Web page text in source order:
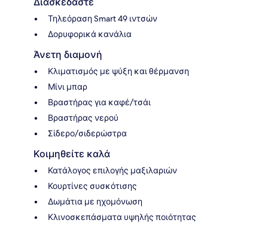
Τηλεόραση Smart 49 ιντσών
Δορυφορικά κανάλια
Άνετη διαμονή
Κλιματισμός με ψύξη και θέρμανση
Μίνι μπαρ
Βραστήρας για καφέ/τσάι
Βραστήρας νερού
Σίδερο/σιδερώστρα
Κοιμηθείτε καλά
Κατάλογος επιλογής μαξιλαριών
Κουρτίνες συσκότισης
Δωμάτια με ηχομόνωση
Κλινοσκεπάσματα υψηλής ποιότητας